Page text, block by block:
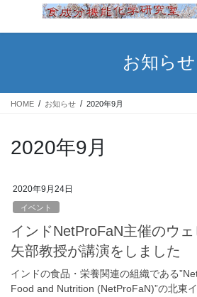
テ
ス
ゲ
ン
お知らせ
HOME お知らせ 2020年9月
2020年9月
2020年9月24日
イベント
インドNetProFaN主催のウ
矢部教授が講演をしました
インドの食品・栄養関連の組織である
Food and Nutrition (NetProFaN)”の北東